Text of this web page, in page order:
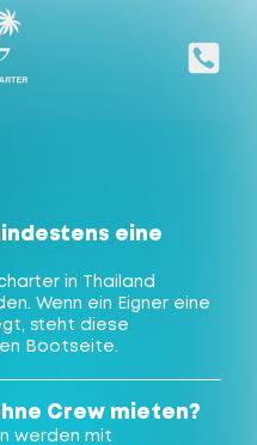
eine
in Thailand
Wenn ein Eigner eine
steht diese
Bootseite.
Crew mieten?
werden mit